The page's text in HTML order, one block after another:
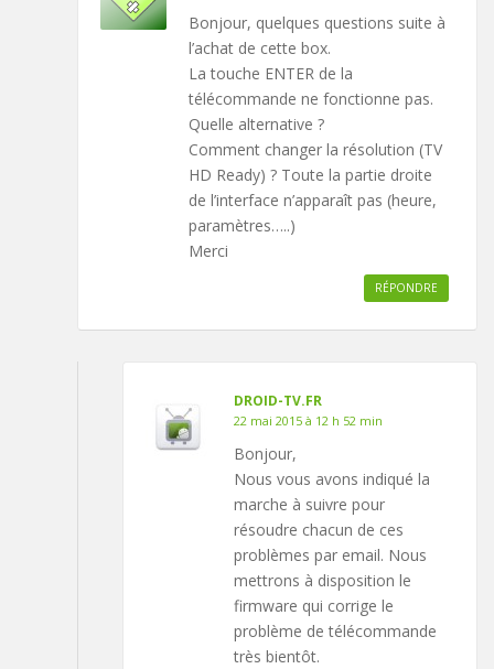
Bonjour, quelques questions suite à
l’achat de cette box.
La touche ENTER de la
télécommande ne fonctionne pas.
Quelle alternative ?
Comment changer la résolution (TV
HD Ready) ? Toute la partie droite
de l’interface n’apparaît pas (heure,
paramètres…..)
Merci
RÉPONDRE
DROID-TV.FR
22 mai 2015 à 12 h 52 min
Bonjour,
Nous vous avons indiqué la
marche à suivre pour
résoudre chacun de ces
problèmes par email. Nous
mettrons à disposition le
firmware qui corrige le
problème de télécommande
très bientôt.